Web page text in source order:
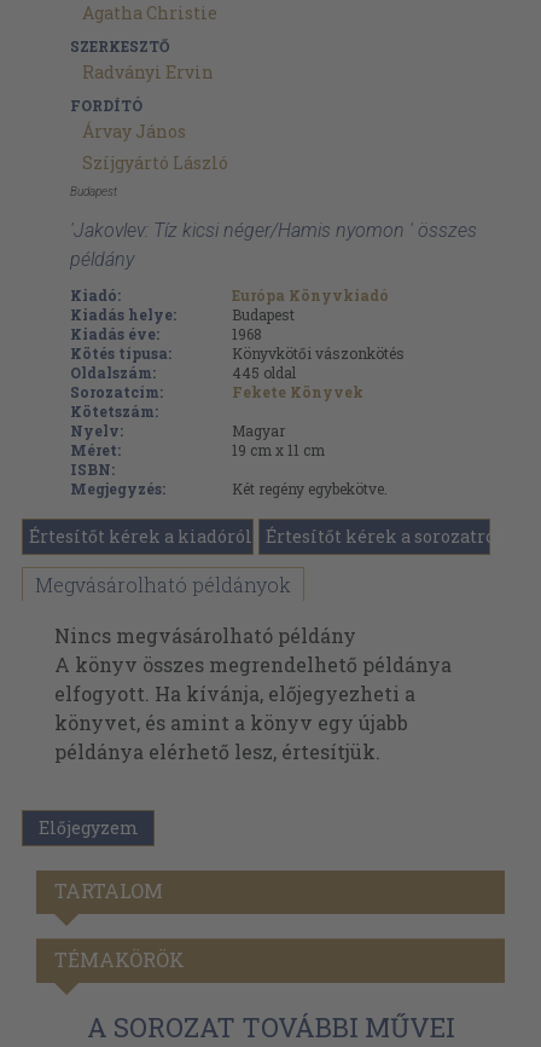
Agatha Christie
SZERKESZTŐ
Radványi Ervin
FORDÍTÓ
Árvay János
Szíjgyártó László
Budapest
'Jakovlev: Tíz kicsi néger/Hamis nyomon ' összes
példány
Kiadó:
Európa Könyvkiadó
Kiadás helye:
Budapest
Kiadás éve:
1968
Kötés típusa:
Könyvkötői vászonkötés
Oldalszám:
445 oldal
Sorozatcím:
Fekete Könyvek
Kötetszám:
Nyelv:
Magyar
Méret:
19 cm x 11 cm
ISBN:
Megjegyzés:
Két regény egybekötve.
Értesítőt kérek a kiadóról Értesítőt kérek a sorozatról
Megvásárolható példányok
Nincs megvásárolható példány
A könyv összes megrendelhető példánya
elfogyott. Ha kívánja, előjegyezheti a
könyvet, és amint a könyv egy újabb
példánya elérhető lesz, értesítjük.
Előjegyzem
TARTALOM
TÉMAKÖRÖK
A SOROZAT TOVÁBBI MŰVEI